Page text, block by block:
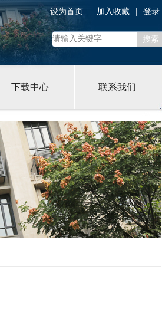
设为首页 加入收藏 登录
下载中心 联系我们